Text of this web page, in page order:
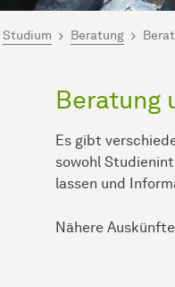
hier:
Studium Beratung
Beratung
Es gibt
sowohl
lassen und
Nähere